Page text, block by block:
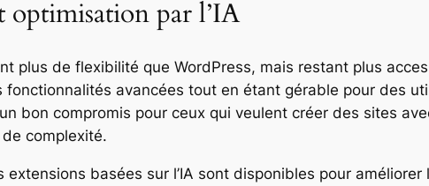
par l’IA
plus de flexibilité que WordPress, mais restant plus
avancées tout en étant gérable pour des
bon compromis pour ceux qui veulent créer des sites
complexité.
basées sur l’IA sont disponibles pour améliorer